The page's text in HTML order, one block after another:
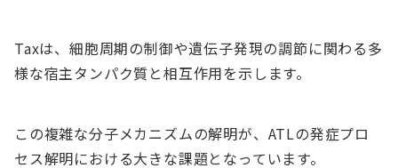
Taxは、細胞周期の制御や遺伝子発現の調節に関わる多
様な宿主タンパク質と相互作用を示します。
この複雑な分子メカニズムの解明が、ATLの発症プロ
セス解明における大きな課題となっています。